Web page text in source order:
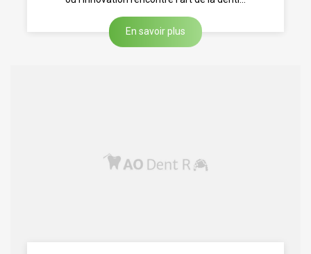
En savoir plus